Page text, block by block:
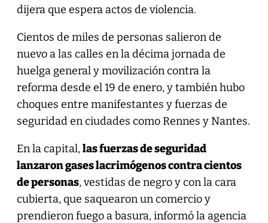
dijera que espera actos de violencia.
Cientos de miles de personas salieron de
nuevo a las calles en la décima jornada de
huelga general y movilización contra la
reforma desde el 19 de enero, y también hubo
choques entre manifestantes y fuerzas de
seguridad en ciudades como Rennes y Nantes.
En la capital,las fuerzas de seguridad
lanzaron gases lacrimógenos contra cientos
de personas, vestidas de negro y con la cara
cubierta, que saquearon un comercio y
prendieron fuego a basura, informó la agencia